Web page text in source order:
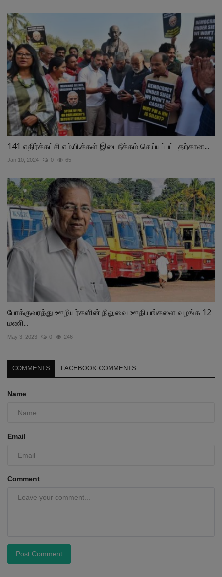
141 எதிர்க்கட்சி எம்.பி.க்கள் இடைநீக்கம் செய்யப்பட்டதற்கான...
Jan 10, 2024 0 65
போக்குவரத்து ஊழியர்களின் நிலுவை ஊதியங்களை வழங்க 12
மணி...
May 3, 2023 0 246
COMMENTS FACEBOOK COMMENTS
Name
Email
Comment
Post Comment